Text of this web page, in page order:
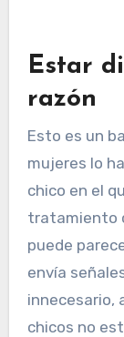
Estar
razón
Esto es un
mujeres lo
chico en el
tratamiento
puede
envía
innecesario,
chicos no